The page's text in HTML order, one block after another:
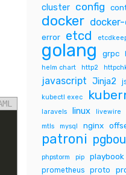
cluster config
docker
error etcd
golang grpc
helm chart http2
javascript Jinja2
kubectl exec
laravels linux livewire
mtls mysql nginx
patroni
phpstorm pip playbook
prometheus proto